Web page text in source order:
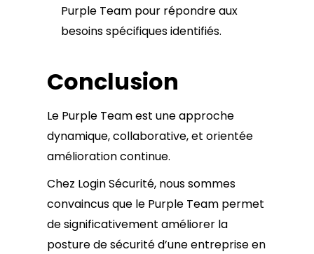
Purple Team pour répondre aux
besoins spécifiques identifiés.
Conclusion
Le Purple Team est une approche
dynamique, collaborative, et orientée
amélioration continue.
Chez Login Sécurité, nous sommes
convaincus que le Purple Team permet
de significativement améliorer la
posture de sécurité d’une entreprise en